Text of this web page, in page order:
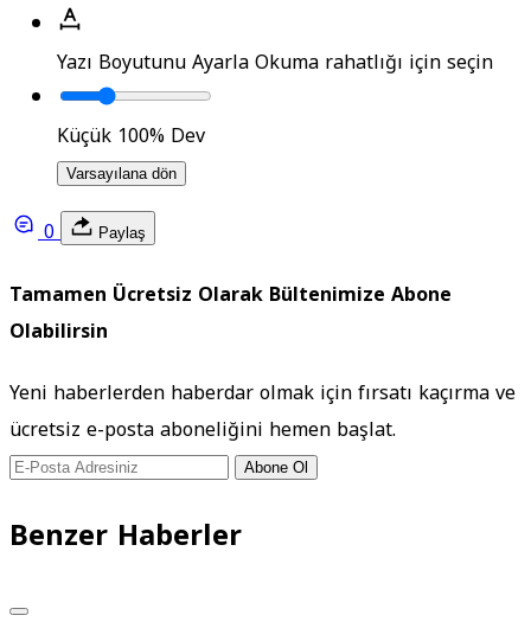
Yazı Boyutunu AyarlaOkuma rahatlığı için seçin
Küçük 100%Dev
Varsayılana dön
0 Paylaş
Tamamen Ücretsiz Olarak Bültenimize Abone
Olabilirsin
Yeni haberlerden haberdar olmak için fırsatı kaçırma ve
ücretsiz e-posta aboneliğini hemen başlat.
Abone Ol
Benzer Haberler